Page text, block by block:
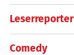
Leserreporter
Comedy